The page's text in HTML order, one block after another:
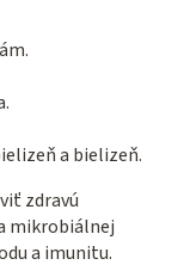
a bielizeň.
zdravú
mikrobiálnej
a imunitu.